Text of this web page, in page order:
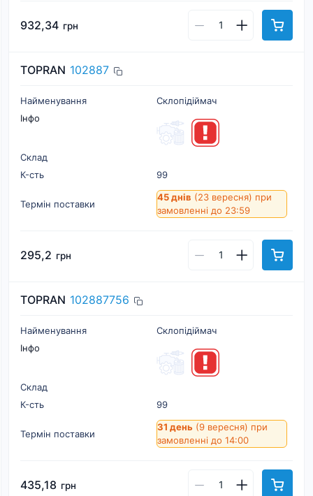
932,34 грн
TOPRAN 102887
Найменування
Склопідіймач
Інфо
Склад
К-cть
99
Термін поставки
45 днів (23 вересня) при
замовленні до 23:59
295,2 грн
TOPRAN 102887756
Найменування
Склопідіймач
Інфо
Склад
К-cть
99
Термін поставки
31 день (9 вересня) при
замовленні до 14:00
435,18 грн